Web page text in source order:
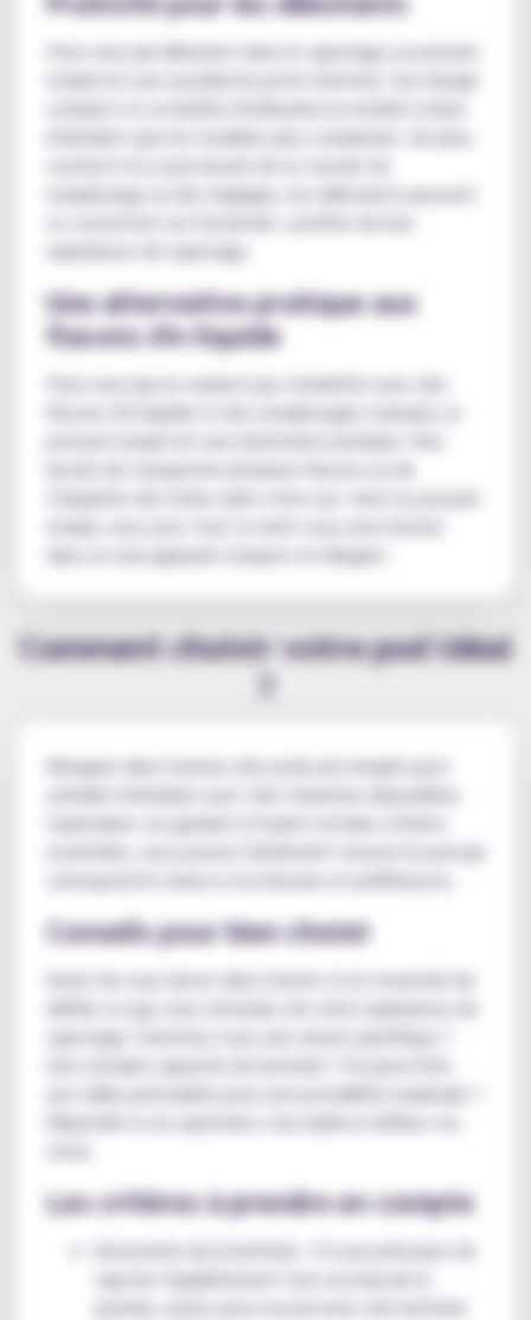
Pour ceux qui débutent dans le vapotage, le pod pré
rempli est une excellente porte d'entrée. Son design
intimidant que les modèles plus complexes. De plus,
remplissage ou des réglages, les débutants peuvent
expérience de vapotage.
Une alternative pratique aux
flacons d'e-liquide
Pour ceux qui ne veulent pas s'embêter avec des
flacons d'e-liquide et des remplissages manuels, le
pod pré rempli est une alternative pratique. Plus
s'inquiéter des fuites dans votre sac. Avec le pod pré
dans un seul appareil compact et élégant.
Comment choisir votre pod idéal
?
Naviguer dans l'univers des pods pré remplis peut
Cependant, en gardant à l'esprit certains critères
essentiels, vous pouvez facilement trouver le pod qui
Conseils pour bien choisir
Avant de vous lancer dans l'achat, il est essentiel de
définir ce que vous attendez de votre expérience de
vapotage. Cherchez-vous une saveur spécifique ?
Une certaine capacité de batterie ? Ou peut-être
une taille particulière pour une portabilité maximale ?
Répondre à ces questions vous aidera à affiner vos
Les critères à prendre en compte
Autonomie de la batterie : Si vous prévoyez de
vapoter régulièrement tout au long de la
journée, optez pour un pod avec une batterie